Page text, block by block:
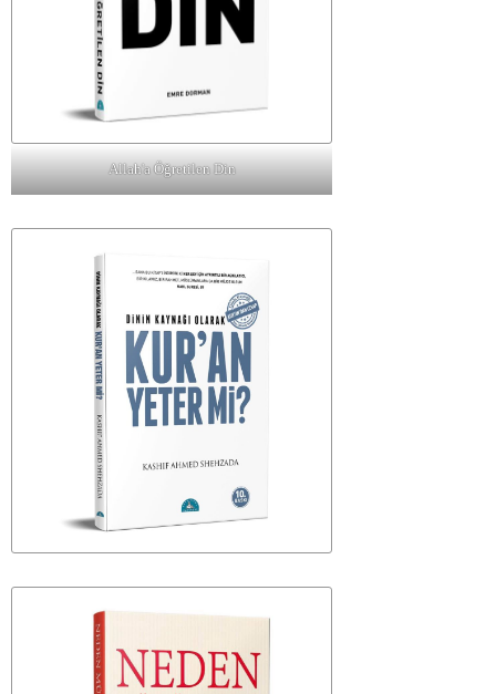
Allah'a Öğretilen Din